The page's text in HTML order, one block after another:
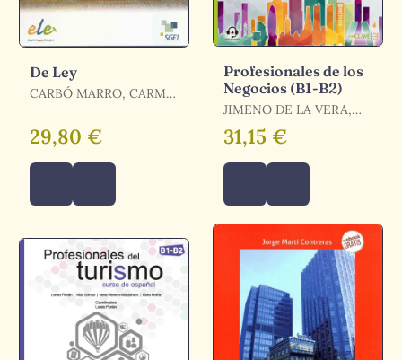
De Ley
CARBÓ MARRO, CARME
29,80 €
Profesionales de los
Negocios (B1-B2)
JIMENO DE LA VERA,
MARÍA JOSÉ /
PALACIOS GUTIÉRREZ,
31,15 €